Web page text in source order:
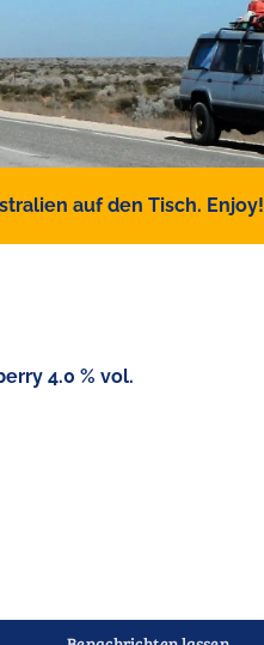
auf den Tisch. Enjoy!
4.0 % vol.